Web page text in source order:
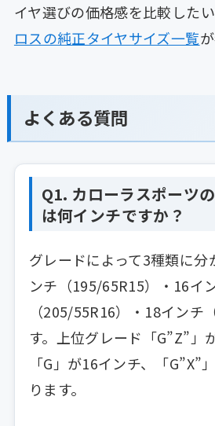
イヤ選びの価格感を比較した
ロスの純正タイヤサイズ一覧
よくある質問
Q1. カローラスポーツ
は何インチですか？
グレードによって3種類に分
ンチ（195/65R15）・16イ
（205/55R16）・18インチ
す。上位グレード「G”Z”」
「G」が16インチ、「G”X”
ります。